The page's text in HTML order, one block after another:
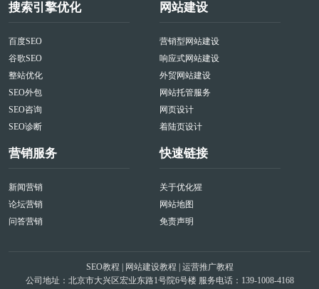
搜索引擎优化
百度SEO
谷歌SEO
整站优化
SEO外包
SEO咨询
SEO诊断
网站建设
营销型网站建设
响应式网站建设
外贸网站建设
网站托管服务
网页设计
着陆页设计
营销服务
新闻营销
论坛营销
问答营销
快速链接
关于优化猩
网站地图
免责声明
SEO教程 网站建设教程
运营推广教程
公司地址：北京市大兴区宏业东路1号院6号楼 服务电话：139-1008-4168